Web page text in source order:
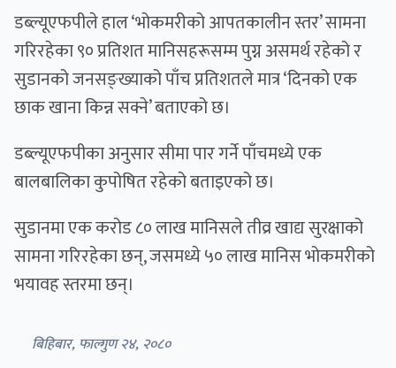
डब्ल्यूएफपीले हाल ‘भोकमरीको आपतकालीन स्तर’ सामना
गरिरहेका ९० प्रतिशत मानिसहरूसम्म पुग्न असमर्थ रहेको र
सुडानको जनसङ्ख्याको पाँच प्रतिशतले मात्र ‘दिनको एक
छाक खाना किन्न सक्ने’ बताएको छ।
डब्ल्यूएफपीका अनुसार सीमा पार गर्ने पाँचमध्ये एक
बालबालिका कुपोषित रहेको बताइएको छ।
सुडानमा एक करोड ८० लाख मानिसले तीव्र खाद्य सुरक्षाको
सामना गरिरहेका छन्, जसमध्ये ५० लाख मानिस भोकमरीको
भयावह स्तरमा छन्।
बिहिबार, फाल्गुण २४, २०८०